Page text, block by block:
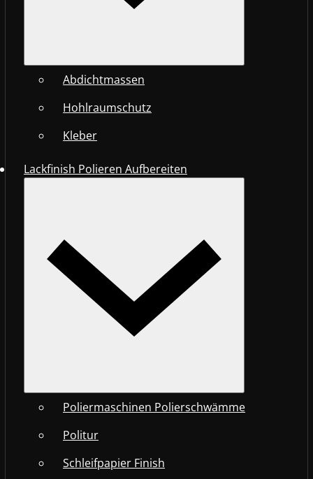
Abdichtmassen
Hohlraumschutz
Kleber
Lackfinish Polieren Aufbereiten
Poliermaschinen Polierschwämme
Politur
Schleifpapier Finish